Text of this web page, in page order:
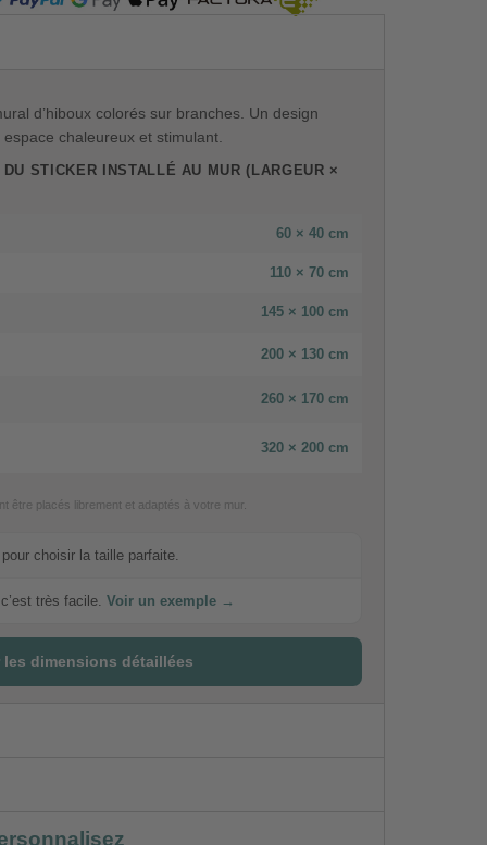
d’hiboux colorés sur branches. Un design
chaleureux et stimulant.
STICKER INSTALLÉ AU MUR (LARGEUR ×
60 × 40 cm
110 × 70 cm
145 × 100 cm
200 × 130 cm
260 × 170 cm
320 × 200 cm
être placés librement et adaptés à votre mur.
choisir la taille parfaite.
très facile. Voir un exemple →
les dimensions détaillées